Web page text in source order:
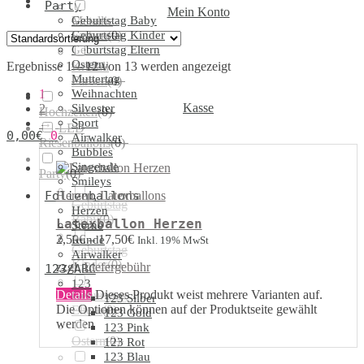
Mein Konto
Kasse
0,00€ 0
Party
Geburtstag Baby
Geburtstag Kinder
Geburtstag Eltern
Ostern
Muttertag
Weihnachten
Silvester
Sport
Airwalker
Bubbles
Singende
Smileys
Folienballons
Herzen
Sterne
Runde
Airwalker
123/ABC
123
123 Silber
123 Gold
123 Pink
123 Rot
123 Blau
Ergebnisse 1 – 12 von 13 werden angezeigt
1
2
→
Herzen,Latexballons
Latexballon Herzen
2,50€–17,50€ Inkl. 19% MwSt
zzgl.Liefergebühr
Details Dieses Produkt weist mehrere Varianten auf.
Die Optionen können auf der Produktseite gewählt
werden
Metallic
Farben(0)
Kristall
Farben(0)
Hochzeiten(0)
LED
Riesenballons(0)
Party(0)
Geburtstag
Baby(0)
Geburtstag
Kinder(0)
Geburtstag
Eltern(0)
Ostern(0)